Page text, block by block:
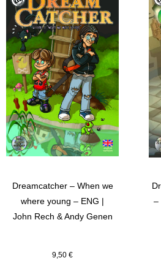
Dreamcatcher – When we
where young – ENG |
John Rech & Andy Genen
9,50 €
–